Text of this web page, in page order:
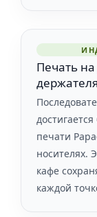
Печать
печати
носителях.
кафе
каждой